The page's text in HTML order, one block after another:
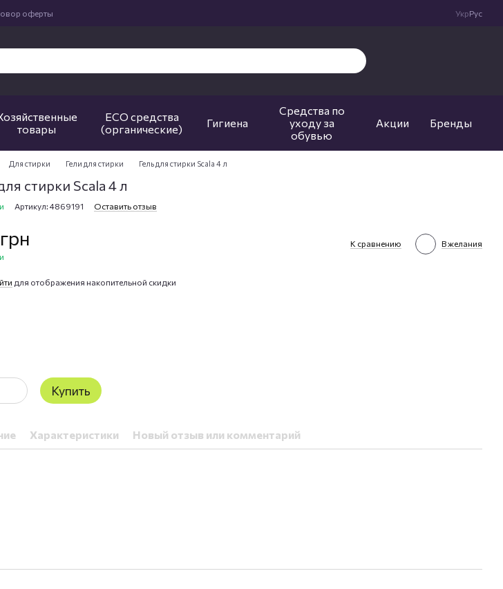
оферты УкрРус
товары
ECO средства
(органические)
Гигиена
Средства по
уходу за
обувью
Акции Бренды
Для стирки Гели для стирки Гель для стирки Scala 4 л
стирки Scala 4 л
Артикул: 4869191 Оставить отзыв
К сравнению В желания
для отображения накопительной скидки
Купить
Характеристики Новый отзыв или комментарий